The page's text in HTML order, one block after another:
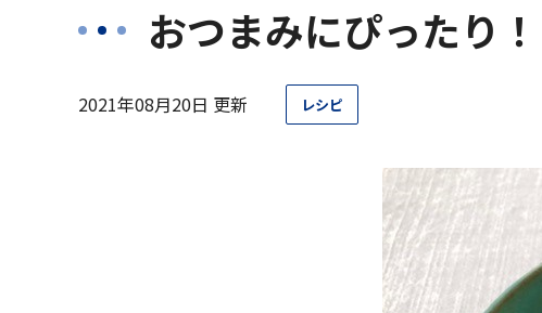
おつまみにぴったり
2021年08月20日 更新 レシピ